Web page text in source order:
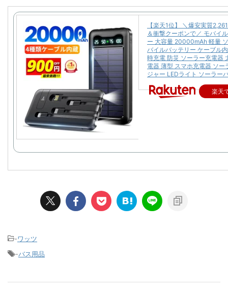
【楽天1位】 ＼爆安実質
＆衝撃クーポンで／ モバイ
ー 大容量 20000mAh 軽量
バイルバッテリー ケーブル
時充電 防災 ソーラー充電器
電器 薄型 スマホ充電器 ソー
ジャー LEDライト ソーラー
楽天
-ワッツ
-バス用品